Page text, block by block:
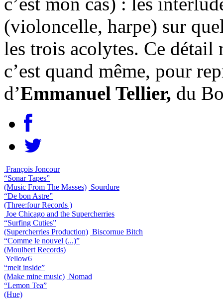
(violoncelle, harpe) sur
les trois acolytes. Ce détail
c’est quand même, pour
d’Emmanuel Tellier, du
François Joncour
“Sonar Tapes”
(Music From The Masses) Sourdure
“De bon Astre”
(Three:four Records )
Joe Chicago and the Supercherries
“Surfing Cuties”
(Supercherries Production) Biscornue Bitch
“Comme le nouvel (...)”
(Moulbert Records)
Yellow6
“melt inside”
(Make mine music) Nomad
“Lemon Tea”
(Hue)